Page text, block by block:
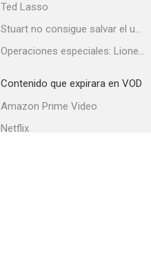
Ted Lasso
Stuart no consigue salvar el universo
Operaciones especiales: Lioness
Contenido que expirara en VOD
Amazon Prime Video
Netflix